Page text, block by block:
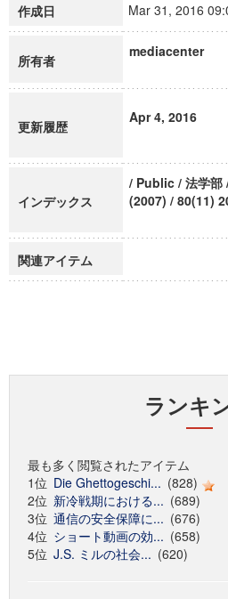
作成日 Mar 31, 2016
所有者
mediacenter
更新履歴
Apr 4, 2016
インデックス
/ Public / 法学部
(2007) / 80(11)
関連アイテム
ランキ
最も多く閲覧されたアイテム
1位 Die Ghettogeschi... (828)
2位 新冷戦期における... (689)
3位 通信の安全保障に... (676)
4位 ショート動画の効... (658)
5位 J.S. ミルの社会... (620)